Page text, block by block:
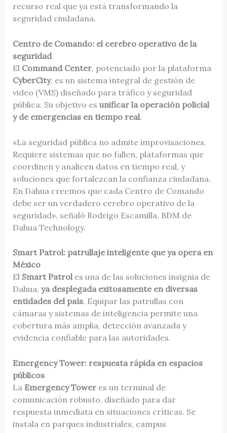
recurso real que ya está transformando la
seguridad ciudadana.
Centro de Comando: el cerebro operativo de la
seguridad
El Command Center, potenciado por la plataforma
CyberCity, es un sistema integral de gestión de
video (VMS) diseñado para tráfico y seguridad
pública. Su objetivo es unificar la operación policial
y de emergencias en tiempo real.
«La seguridad pública no admite improvisaciones.
Requiere sistemas que no fallen, plataformas que
coordinen y analicen datos en tiempo real, y
soluciones que fortalezcan la confianza ciudadana.
En Dahua creemos que cada Centro de Comando
debe ser un verdadero cerebro operativo de la
seguridad», señaló Rodrigo Escamilla​, BDM de
Dahua Technology.
Smart Patrol: patrullaje inteligente que ya opera en
México
El Smart Patroles una de las soluciones insignia de
Dahua, ya desplegada exitosamente en diversas
entidades del país. Equipar las patrullas con
cámaras y sistemas de inteligencia permite una
cobertura más amplia, detección avanzada y
evidencia confiable para las autoridades.
Emergency Tower: respuesta rápida en espacios
públicos
La Emergency Toweres un terminal de
comunicación robusto, diseñado para dar
respuesta inmediata en situaciones críticas. Se
instala en parques industriales, campus